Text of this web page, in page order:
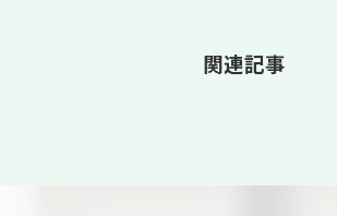
関連記事